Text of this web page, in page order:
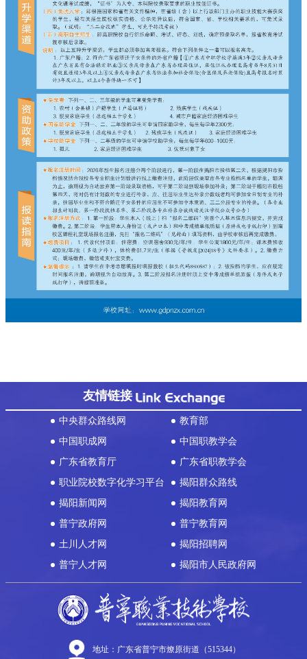
友情链接
中央群众路线网
教育部
中国职成网
中国职教学会
广东省教育厅
广东省职教学会
职业院校数字化学习平台
揭阳群众路线
揭阳新闻网
揭阳教育网
普宁政府网
普宁教育网
土川人才网
揭阳招聘网
普宁人才网
揭阳市人民政府网
地址：广东省普宁市燎原街道（515344）